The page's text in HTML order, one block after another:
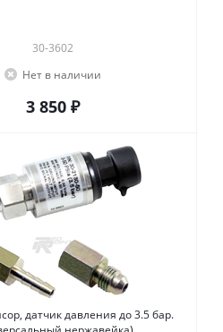
30-3602
Нет в наличии
3 850 ₽
датчик давления до 3.5 бар.